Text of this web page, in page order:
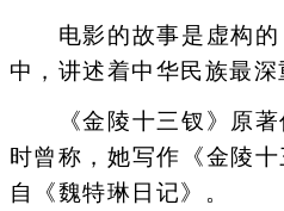
电影的故事是虚构的
中，讲述着中华民族最深
《金陵十三钗》原著
时曾称，她写作《金陵
自《魏特琳日记》。